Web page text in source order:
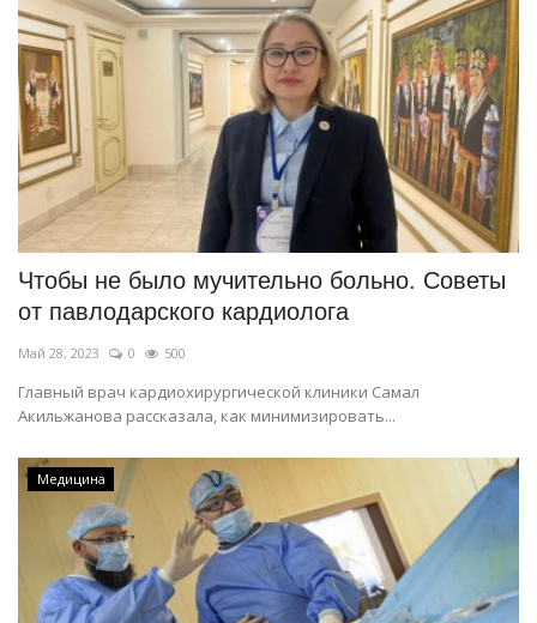
Чтобы не было мучительно больно. Советы
от павлодарского кардиолога
Май 28, 2023 0 500
Главный врач кардиохирургической клиники Самал
Акильжанова рассказала, как минимизировать...
Медицина